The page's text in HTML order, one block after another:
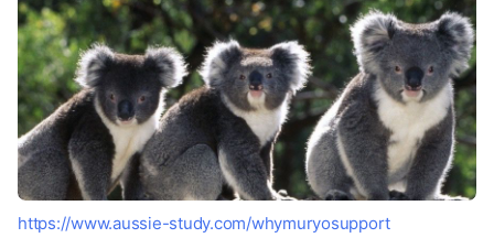
https://www.aussie-study.com/whymuryosupport